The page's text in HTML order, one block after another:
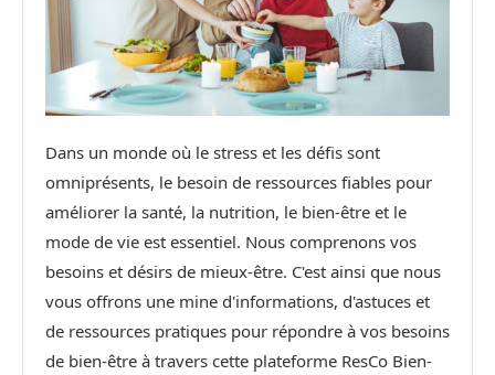
Dans un monde où le stress et les défis sont
omniprésents, le besoin de ressources fiables pour
améliorer la santé, la nutrition, le bien-être et le
mode de vie est essentiel. Nous comprenons vos
besoins et désirs de mieux-être. C'est ainsi que nous
vous offrons une mine d'informations, d'astuces et
de ressources pratiques pour répondre à vos besoins
de bien-être à travers cette plateforme ResCo Bien-